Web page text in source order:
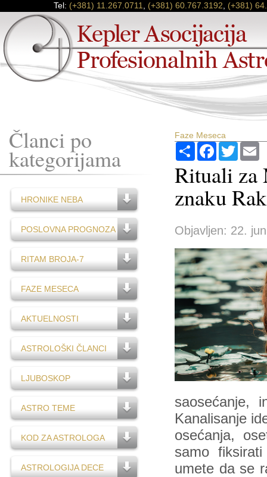
Tel: (+381) 11.267.0711 (+381) 60.767.3192 (+381)
Članci po
kategorijama
HRONIKE NEBA
POSLOVNA PROGNOZA
RITAM BROJA-7
FAZE MESECA
AKTUELNOSTI
ASTROLOŠKI ČLANCI
LJUBOSKOP
ASTRO TEME
KOD ZA ASTROLOGA
ASTROLOGIJA DECE
Faze Meseca
PodijeliFacebook
Twitter
Rituali za
znaku Rak
Objavljen: 22.
saosećanje,
Kanalisanje
osećanja,
samo
umete da se